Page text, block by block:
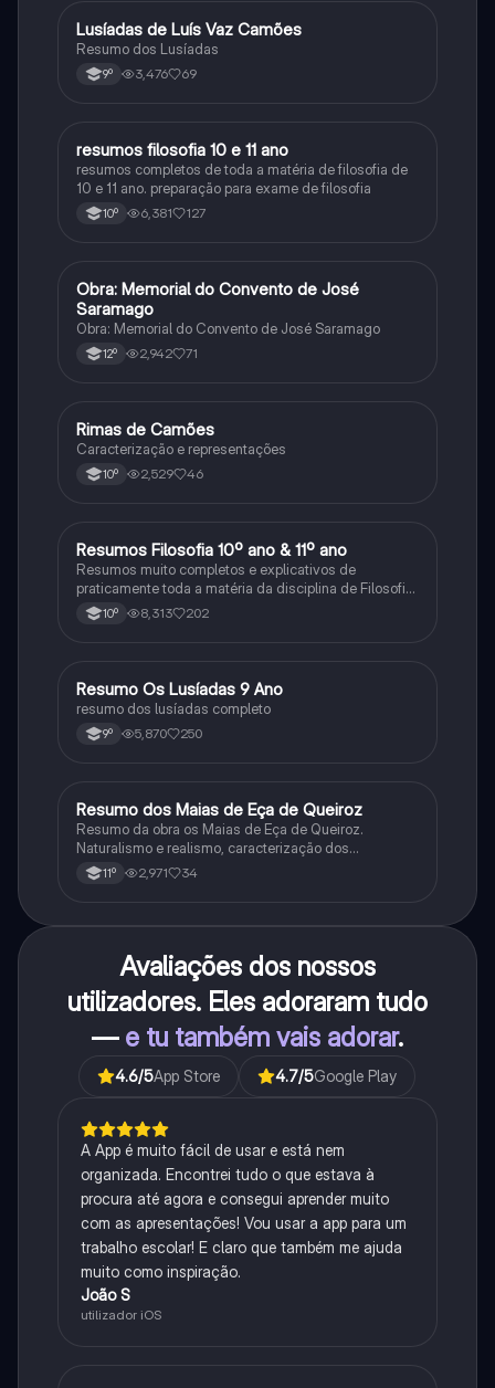
Português
Lusíadas de Luís Vaz Camões
Resumo dos Lusíadas
9º 3,476 69
Filosofia
resumos filosofia 10 e 11 ano
resumos completos de toda a matéria de filosofia de
10 e 11 ano. preparação para exame de filosofia
10º 6,381 127
Português
Obra: Memorial do Convento de José
Saramago
Obra: Memorial do Convento de José Saramago
12º 2,942 71
Português
Rimas de Camões
Caracterização e representações
10º 2,529 46
Filosofia
Resumos Filosofia 10º ano & 11º ano
Resumos muito completos e explicativos de
praticamente toda a matéria da disciplina de Filosofia
10º 8,313 202
Português
Resumo Os Lusíadas 9 Ano
resumo dos lusíadas completo
9º 5,870 250
Português
Resumo dos Maias de Eça de Queiroz
Resumo da obra os Maias de Eça de Queiroz.
Naturalismo e realismo, caracterização dos
personagens e contexto histórico.
11º 2,971 34
Avaliações dos nossos
utilizadores. Eles adoraram tudo
— e tu também vais adorar.
4.6/5App Store 4.7/5Google Play
A App é muito fácil de usar e está nem
organizada. Encontrei tudo o que estava à
procura até agora e consegui aprender muito
com as apresentações! Vou usar a app para um
trabalho escolar! E claro que também me ajuda
muito como inspiração.
João S
utilizador iOS